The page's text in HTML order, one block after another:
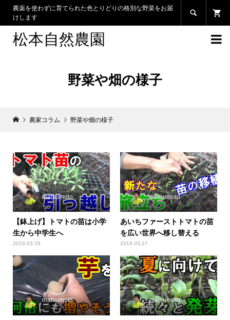
農薬を使わずに育てられた色とりどりの格別な野菜をお届
けします

松本自然農園 
野菜や畑の様子
農家コラム 野菜や畑の様子
matsumoto
【鉢上げ】トマトの苗は小学
生から中学生へ
2019.03.29
matsumoto
あいちファーストトマトの苗
を広い世界へ移し替える
2019.03.27
matsumoto matsumoto